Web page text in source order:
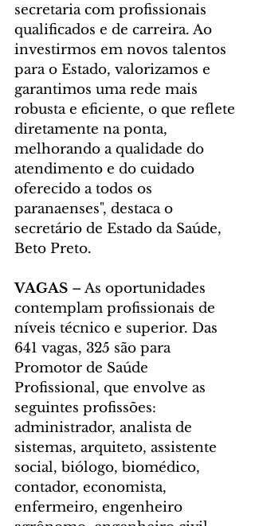
secretaria com profissionais
qualificados e de carreira. Ao
investirmos em novos talentos
para o Estado, valorizamos e
garantimos uma rede mais
robusta e eficiente, o que reflete
diretamente na ponta,
melhorando a qualidade do
atendimento e do cuidado
oferecido a todos os
paranaenses", destaca o
secretário de Estado da Saúde,
Beto Preto.
VAGAS – As oportunidades
contemplam profissionais de
níveis técnico e superior. Das
641 vagas, 325 são para
Promotor de Saúde
Profissional, que envolve as
seguintes profissões:
administrador, analista de
sistemas, arquiteto, assistente
social, biólogo, biomédico,
contador, economista,
enfermeiro, engenheiro